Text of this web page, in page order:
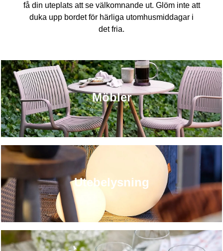
Möbler
Utebelysning
få din uteplats att se välkomnande ut. Glöm inte att
duka upp bordet för härliga utomhusmiddagar i
det fria.